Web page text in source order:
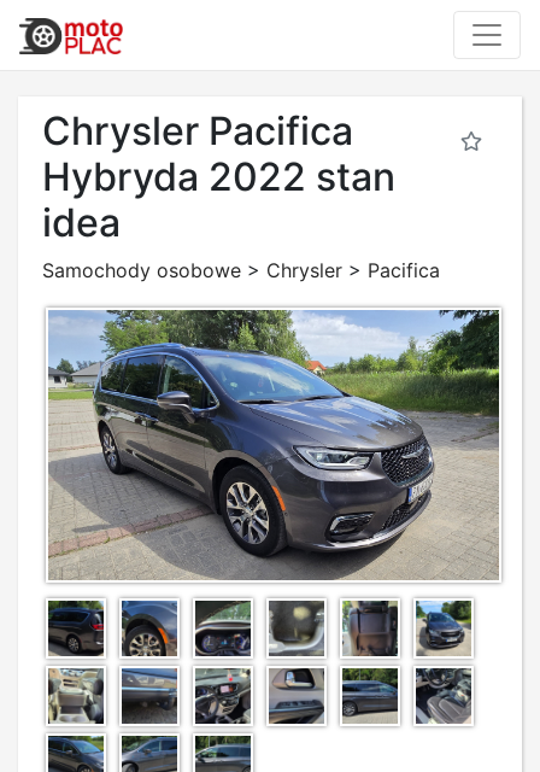
Chrysler Pacifica
Hybryda 2022 stan
idea
Samochody osobowe > Chrysler > Pacifica